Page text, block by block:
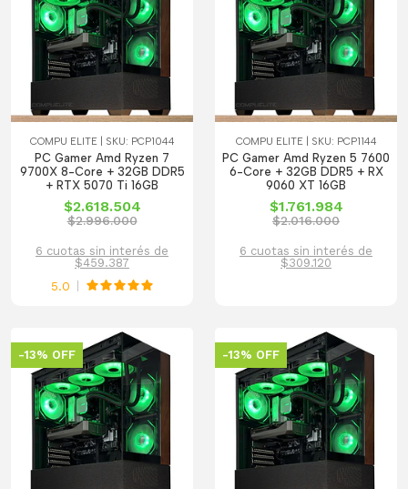
COMPU ELITE | SKU: PCP1044
PC Gamer Amd Ryzen 7
9700X 8-Core + 32GB DDR5
+ RTX 5070 Ti 16GB
$2.618.504
$2.996.000
6 cuotas sin interés de
$459.387
5.0
COMPU ELITE | SKU: PCP1144
PC Gamer Amd Ryzen 5 7600
6-Core + 32GB DDR5 + RX
9060 XT 16GB
$1.761.984
$2.016.000
6 cuotas sin interés de
$309.120
-13% OFF -13% OFF